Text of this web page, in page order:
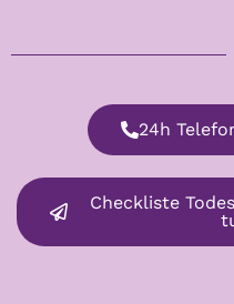
24h
Checkliste